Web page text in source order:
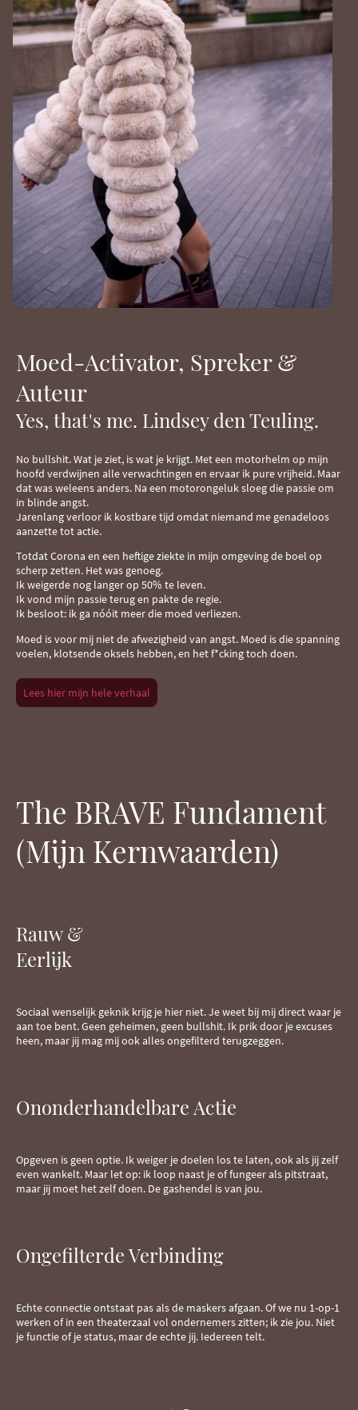
Moed-Activator, Spreker &
Auteur
Yes, that's me. Lindsey den Teuling.
No bullshit. Wat je ziet, is wat je krijgt. Met een motorhelm op mijn
hoofd verdwijnen alle verwachtingen en ervaar ik pure vrijheid. Maar
dat was weleens anders. Na een motorongeluk sloeg die passie om
in blinde angst.
Jarenlang verloor ik kostbare tijd omdat niemand me genadeloos
aanzette tot actie.
Totdat Corona en een heftige ziekte in mijn omgeving de boel op
scherp zetten. Het was genoeg.
Ik weigerde nog langer op 50% te leven.
Ik vond mijn passie terug en pakte de regie.
Ik besloot: ik ga nóóit meer die moed verliezen.
Moed is voor mij niet de afwezigheid van angst. Moed is die spanning
voelen, klotsende oksels hebben, en het f*cking toch doen.
Lees hier mijn hele verhaal
The BRAVE Fundament
(Mijn Kernwaarden)
Rauw &
Eerlijk
Sociaal wenselijk geknik krijg je hier niet. Je weet bij mij direct waar je
aan toe bent. Geen geheimen, geen bullshit. Ik prik door je excuses
heen, maar jij mag mij ook alles ongefilterd terugzeggen.
Ononderhandelbare Actie
Opgeven is geen optie. Ik weiger je doelen los te laten, ook als jij zelf
even wankelt. Maar let op: ik loop naast je of fungeer als pitstraat,
maar jij moet het zelf doen. De gashendel is van jou.
Ongefilterde Verbinding
Echte connectie ontstaat pas als de maskers afgaan. Of we nu 1-op-1
werken of in een theaterzaal vol ondernemers zitten; ik zie jou. Niet
je functie of je status, maar de echte jij. Iedereen telt.